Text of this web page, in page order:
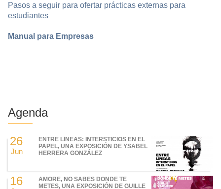
Pasos a seguir para ofertar prácticas externas para
estudiantes
Manual para Empresas
Agenda
26
Jun
ENTRE LÍNEAS: INTERSTICIOS EN EL
PAPEL, UNA EXPOSICIÓN DE YSABEL
HERRERA GONZÁLEZ
16
AMORE, NO SABES DÓNDE TE
METES, UNA EXPOSICIÓN DE GUILLE